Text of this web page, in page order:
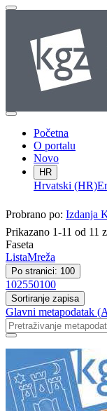
Početna
O portalu
Novo
HR
Hrvatski (HR)
Probrano po: Izdanja
Prikazano 1-11 od 11
Faseta
ListaMreža
Po stranici: 100
102550100
Sortiranje zapisa
Glavni metapodatak